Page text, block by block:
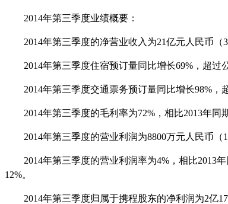
2014年第三季度业绩概要：
2014年第三季度的净营业收入为21亿元人民币（3
2014年第三季度住宿预订量同比增长69% ，超过
2014年第三季度交通票务预订量同比增长98% ，
2014年第三季度的毛利率为72% ，相比2013年同
2014年第三季度的营业利润为8800万元人民币（
2014年第三季度的营业利润率为4% ，相比2013年
12%。
2014年第三季度归属于携程股东的净利润为2亿